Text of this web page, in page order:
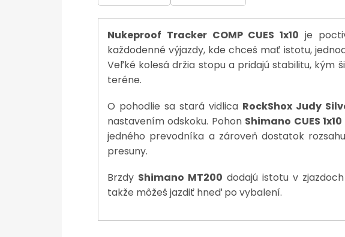
Nukeproof Tracker COMP CUES 1x10 je
každodenné výjazdy, kde chceš mať istotu,
Veľké kolesá držia stopu a pridajú stabilitu, kým
teréne.
O pohodlie sa stará vidlica RockShox Judy
nastavením odskoku. Pohon Shimano CUES 1x10
jedného prevodníka a zároveň dostatok
presuny.
Brzdy Shimano MT200 dodajú istotu v
takže môžeš jazdiť hneď po vybalení.